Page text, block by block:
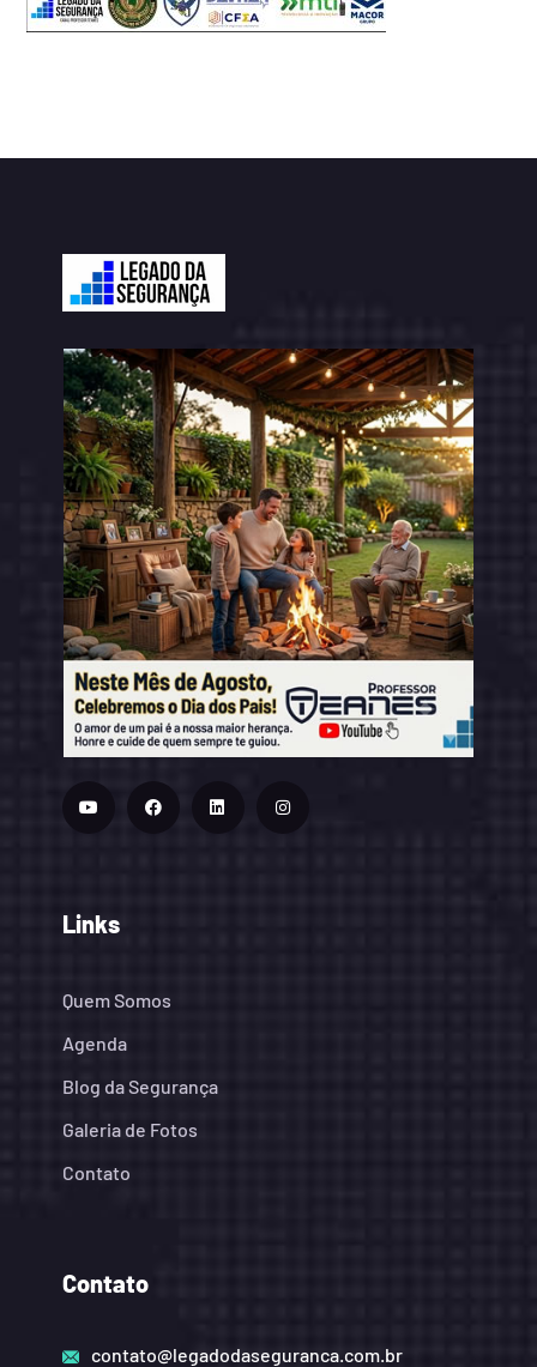
Links
Quem Somos
Agenda
Blog da Segurança
Galeria de Fotos
Contato
Contato
contato@legadodaseguranca.com.br